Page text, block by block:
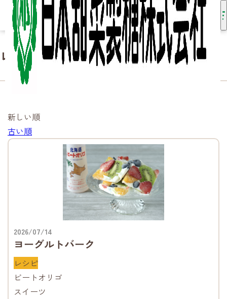
レシピ
新しい順
古い順
2026/07/14
ヨーグルトバーク
レシピ
ビートオリゴ
スイーツ